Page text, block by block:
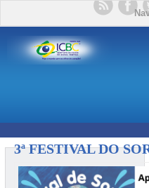
3ª FESTIVAL DO